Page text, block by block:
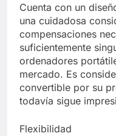
Cuenta con un
una cuidadosa
compensaciones
suficientemente
ordenadores
mercado. Es
convertible por su
todavía sigue
Flexibilidad